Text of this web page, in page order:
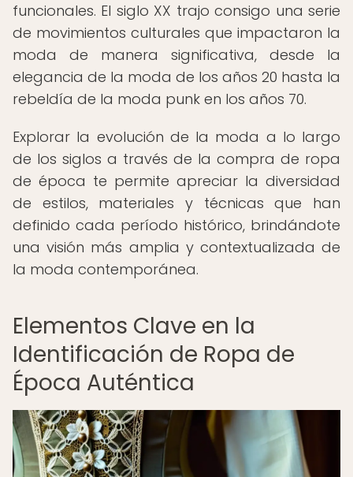
funcionales. El siglo XX trajo consigo una serie
de movimientos culturales que impactaron la
moda de manera significativa, desde la
elegancia de la moda de los años 20 hasta la
rebeldía de la moda punk en los años 70.
Explorar la evolución de la moda a lo largo
de los siglos a través de la compra de ropa
de época te permite apreciar la diversidad
de estilos, materiales y técnicas que han
definido cada período histórico, brindándote
una visión más amplia y contextualizada de
la moda contemporánea.
Elementos Clave en la
Identificación de Ropa de
Época Auténtica